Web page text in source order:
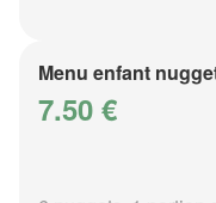
Menu enfant
7.50 €